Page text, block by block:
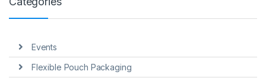
Events
Flexible Pouch Packaging